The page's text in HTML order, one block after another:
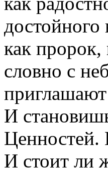
как пророк,
словно с
И
Ценностей.
И стоит ли